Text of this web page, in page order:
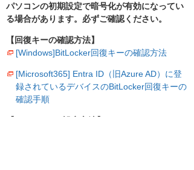
パソコンの初期設定で暗号化が有効になってい
る場合があります。必ずご確認ください。
【回復キーの確認方法】
[Windows]BitLocker回復キーの確認方法
[Microsoft365] Entra ID（旧Azure AD）に登
録されているデバイスのBitLocker回復キーの
確認手順